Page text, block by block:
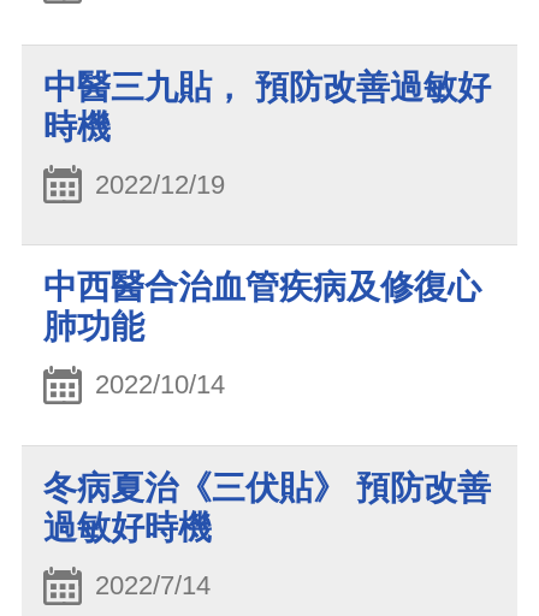
中醫三九貼， 預防改善過敏好
時機
2022/12/19
中西醫合治血管疾病及修復心
肺功能
2022/10/14
冬病夏治《三伏貼》 預防改善
過敏好時機
2022/7/14